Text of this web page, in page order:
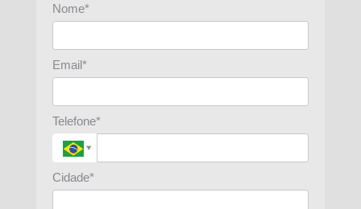
Nome*
Email*
Telefone*
Cidade*